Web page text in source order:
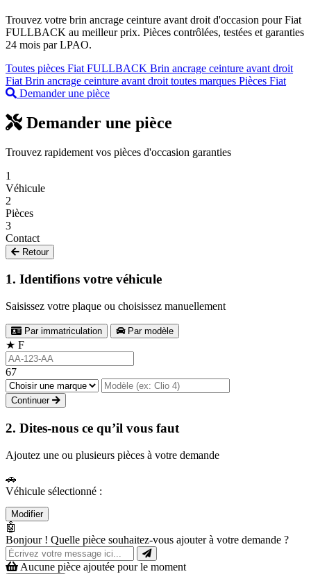
Trouvez votre brin ancrage ceinture avant droit d'occasion pour Fiat
FULLBACK au meilleur prix. Pièces contrôlées, testées et garanties
24 mois par LPAO.
Toutes pièces Fiat FULLBACK Brin ancrage ceinture avant droit
Fiat Brin ancrage ceinture avant droit toutes marques Pièces Fiat
Demander une pièce
Demander une pièce
Trouvez rapidement vos pièces d'occasion garanties
1
Véhicule
2
Pièces
3
Contact
Retour
1. Identifions votre véhicule
Saisissez votre plaque ou choisissez manuellement
Par immatriculation Par modèle
★ F
67
Continuer
2. Dites-nous ce qu’il vous faut
Ajoutez une ou plusieurs pièces à votre demande
🚗
Véhicule sélectionné :
Modifier
🤖
Bonjour ! Quelle pièce souhaitez-vous ajouter à votre demande ?
Aucune pièce ajoutée pour le moment